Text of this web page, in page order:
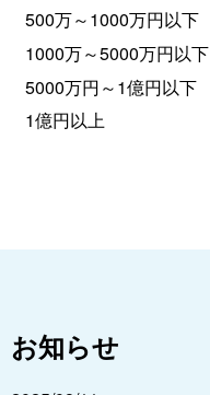
500万～1000万円以下
1000万～5000万円以下
5000万円～1億円以下
1億円以上
お知らせ